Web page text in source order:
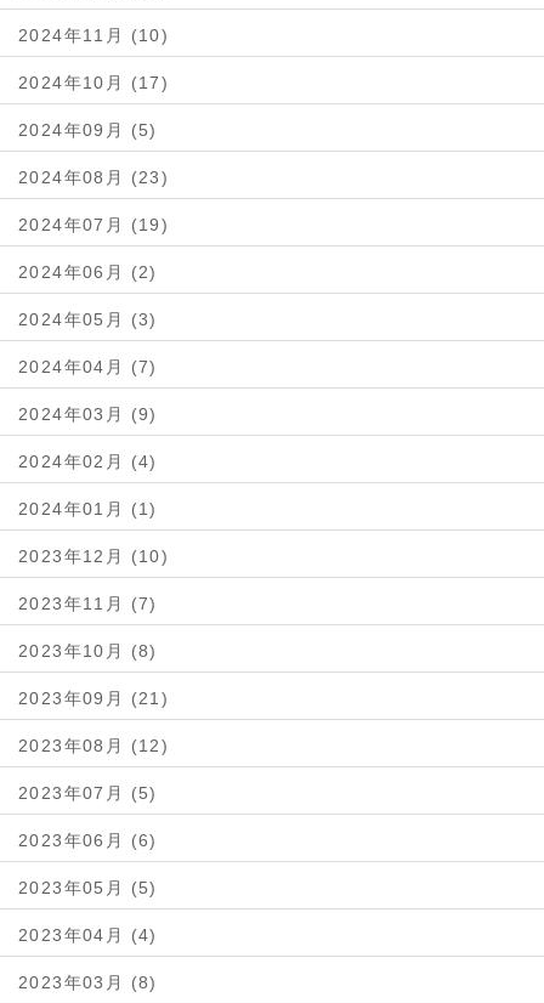
2024年11月 (10)
2024年10月 (17)
2024年09月 (5)
2024年08月 (23)
2024年07月 (19)
2024年06月 (2)
2024年05月 (3)
2024年04月 (7)
2024年03月 (9)
2024年02月 (4)
2024年01月 (1)
2023年12月 (10)
2023年11月 (7)
2023年10月 (8)
2023年09月 (21)
2023年08月 (12)
2023年07月 (5)
2023年06月 (6)
2023年05月 (5)
2023年04月 (4)
2023年03月 (8)